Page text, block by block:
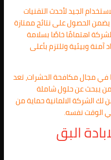
الجيد لأحدث التقنيات
الحصول على نتائج ممتازة
اهتمامًا خاصًا بسلامة
آمنة وبيئية وتلتزم بأعلى
في مجال مكافحة الحشرات، تعد
من يبحث عن حلول شاملة
الشركة الالمانية حماية من
الوقت نفسه.
البق